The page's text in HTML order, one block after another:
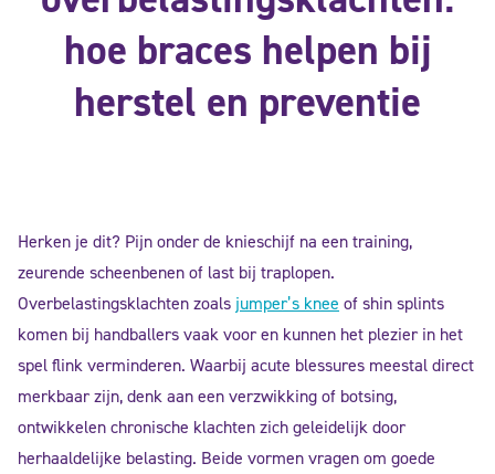
hoe braces helpen bij
herstel en preventie
Herken je dit? Pijn onder de knieschijf na een training,
zeurende scheenbenen of last bij traplopen.
Overbelastingsklachtenzoals jumper’s knee ofshinsplints
komen bij handballers vaak voor en kunnen het plezier in het
spel flink verminderen. Waarbij acute blessures meestal direct
merkbaar zijn, denk aan een verzwikking of botsing,
ontwikkelen chronische klachten zich geleidelijk door
herhaaldelijke belasting. Beide vormen vragen om goede